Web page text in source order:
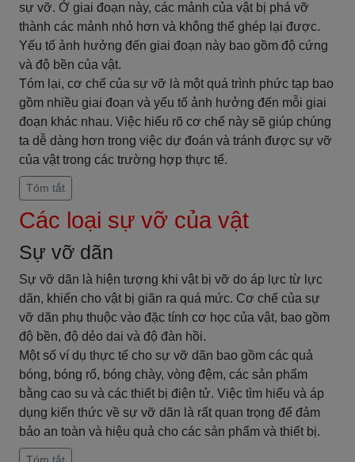
sự vỡ. Ở giai đoạn này, các mảnh của vật bị phá vỡ
thành các mảnh nhỏ hơn và không thể ghép lại được.
Yếu tố ảnh hưởng đến giai đoạn này bao gồm độ cứng
và độ bền của vật.
Tóm lại, cơ chế của sự vỡ là một quá trình phức tạp bao
gồm nhiều giai đoạn và yếu tố ảnh hưởng đến mỗi giai
đoạn khác nhau. Việc hiểu rõ cơ chế này sẽ giúp chúng
ta dễ dàng hơn trong việc dự đoán và tránh được sự vỡ
của vật trong các trường hợp thực tế.
Tóm tắt
Các loại sự vỡ của vật
Sự vỡ dãn
Sự vỡ dãn là hiện tượng khi vật bị vỡ do áp lực từ lực
dãn, khiến cho vật bị giãn ra quá mức. Cơ chế của sự
vỡ dãn phụ thuộc vào đặc tính cơ học của vật, bao gồm
độ bền, độ dẻo dai và độ đàn hồi.
Một số ví dụ thực tế cho sự vỡ dãn bao gồm các quả
bóng, bóng rổ, bóng chày, vòng đệm, các sản phẩm
bằng cao su và các thiết bị điện tử. Việc tìm hiểu và áp
dụng kiến thức về sự vỡ dãn là rất quan trọng để đảm
bảo an toàn và hiệu quả cho các sản phẩm và thiết bị.